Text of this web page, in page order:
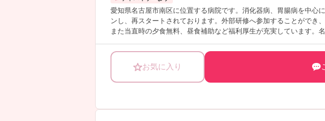
愛知県名古屋市南区に位置する病院です。消化器病、胃腸病を中
ンし、再スタートされております。外部研修へ参加することができ
また当直時の夕食無料、昼食補助など福利厚生が充実しています。
やすい環境にしていきたいとの思いの中、妊娠される看護師さん
時間の調整などを行い、ワークライフバランスの取れる環境を作
っております。ご興味をお持ちの方には面接対策ポイントなど、さ
お気に入り